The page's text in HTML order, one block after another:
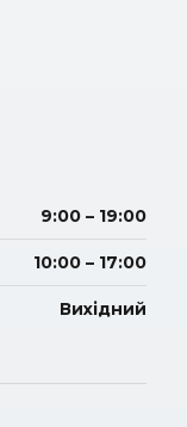
9:00 – 19:00
10:00 – 17:00
Вихідний